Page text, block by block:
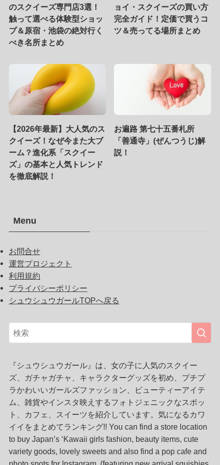
のスクイーズ専門店3選！
触って選べる体験型ショッ
プ＆原宿・池袋の絶対行く
べき名所まとめ
ョイ・スクイーズの買い方
完全ガイド！定価で買うコ
ツ＆売ってる場所まとめ
【2026年最新】大人気のス
クイーズ！なぜ今また大ブ
ーム？進化系「スクイー
ズ」の基本と人気トレンド
を徹底解説！
お遍路 第七十五番札所
「善通寺」(ぜんつうじ)解
説！
Menu
お問合せ
運営プロジェクト
利用規約
プライバシーポリシー
シュウシュウガールTOPへ戻る
『シュウシュウガール』は、女の子に人気のスクイー
ズ、ガチャガチャ、キャラクターグッズを初め、プチプ
ラかわいいガールズファッション、ビューティーアイテ
ム、雑貨やインスタ映えするフォトジェニックなスポッ
ト、カフェ、スイーツを紹介しています。気になるカワ
イイをまとめてランキング!! You can find a store location
to buy Japan’s ‘Kawaii girls fashion, beauty items, cute
variety goods, lovely sweets and also find a pop cafe and